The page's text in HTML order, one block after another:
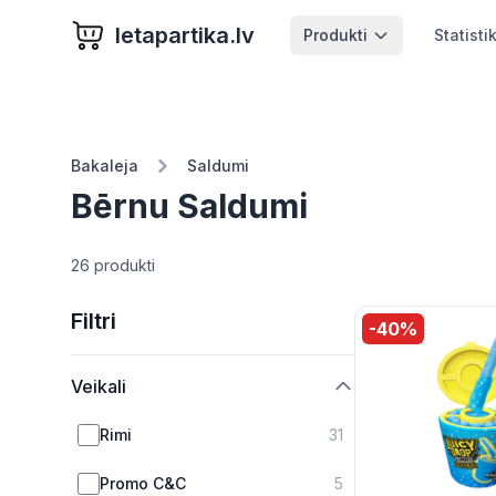
letapartika.lv Produkti
Bakaleja Saldumi
Bērnu Saldumi
26 produkti
Filtri
Veikali
Rimi 31
Promo C&C 5
-40%